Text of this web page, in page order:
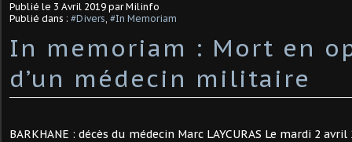
Publié le 3 Avril 2019 par Milinfo
Publié dans : #Divers, #In Memoriam
In memoriam : Mort en
d’un médecin militaire
BARKHANE : décès du médecin Marc LAYCURAS Le mardi 2